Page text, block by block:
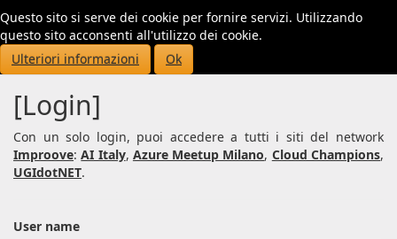
Questo sito si serve dei cookie per fornire servizi. Utilizzando
questo sito acconsenti all'utilizzo dei cookie.
Ulteriori informazioni
Ok
[Login]
Con un solo login, puoi accedere a tutti i siti del network
Improove:AI Italy, Azure Meetup Milano, Cloud Champions,
UGIdotNET.
User name